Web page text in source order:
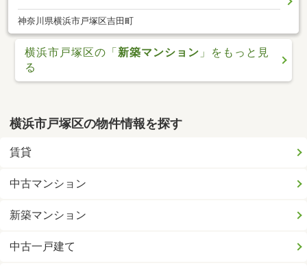
神奈川県横浜市戸塚区吉田町
横浜市戸塚区の「 新築マンション 」をもっと見
る
横浜市戸塚区の物件情報を探す
賃貸
中古マンション
新築マンション
中古一戸建て